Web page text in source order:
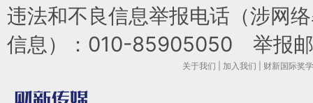
违法和不良信息举报电话（涉网
信息）：010-85905050 举报
关于我们 加入我们 财新国际奖